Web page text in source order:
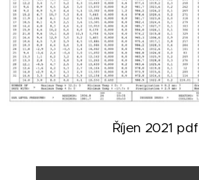
Říjen 2021 pdf